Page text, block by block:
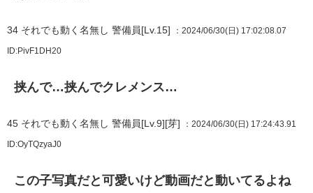
34 それでも動く名無し 警備員[Lv.15] ：2024/06/30(日) 17:02:08.07
ID:PivF1DH20
挟んで…挟んでクレメンス…
45 それでも動く名無し 警備員[Lv.9][芽] ：2024/06/30(日) 17:24:43.91
ID:OyTQzyaJ0
この子写真だと可愛いけど動画だと動いてるよね